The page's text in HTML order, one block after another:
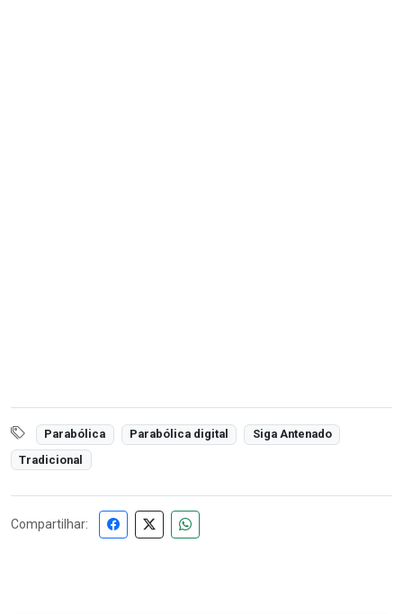
Parabólica Parabólica digital
Siga Antenado
Tradicional
Compartilhar: